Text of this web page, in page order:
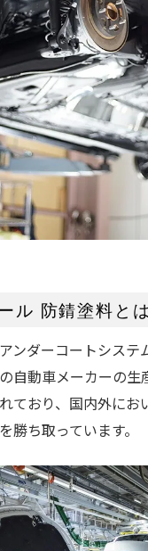
ル 防錆塗料と
ンダーコートシステ
自動車メーカーの生
ており、国内外にお
勝ち取っています。